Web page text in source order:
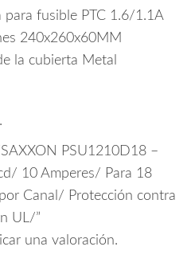
para fusible PTC 1.6/1.1А
240х260х60MM
la cubierta Metal
PSU1210D18 –
10 Amperes/ Para 18
Canal/ Protección contra
UL/”
una valoración.